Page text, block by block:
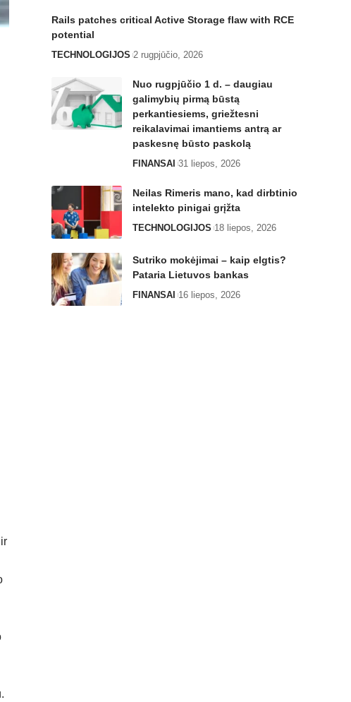
Rails patches critical Active Storage flaw with RCE
potential
TECHNOLOGIJOS 2 rugpjūčio, 2026
Nuo rugpjūčio 1 d. – daugiau
galimybių pirmą būstą
perkantiesiems, griežtesni
reikalavimai imantiems antrą ar
paskesnę būsto paskolą
FINANSAI 31 liepos, 2026
Neilas Rimeris mano, kad dirbtinio
intelekto pinigai grįžta
TECHNOLOGIJOS 18 liepos, 2026
Sutriko mokėjimai – kaip elgtis?
Pataria Lietuvos bankas
FINANSAI 16 liepos, 2026